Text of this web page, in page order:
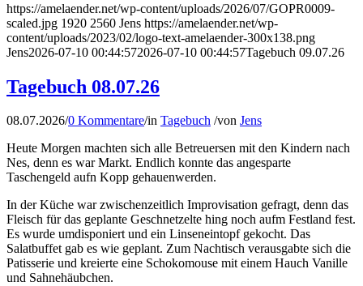
https://amelaender.net/wp-content/uploads/2026/07/GOPR0009-
scaled.jpg 1920 2560 Jens https://amelaender.net/wp-
content/uploads/2023/02/logo-text-amelaender-300x138.png
Jens2026-07-10 00:44:572026-07-10 00:44:57Tagebuch 09.07.26
Tagebuch 08.07.26
08.07.2026/0 Kommentare/in Tagebuch /von Jens
Heute Morgen machten sich alle Betreuersen mit den Kindern nach
Nes, denn es war Markt. Endlich konnte das angesparte
Taschengeld aufn Kopp gehauenwerden.
In der Küche war zwischenzeitlich Improvisation gefragt, denn das
Fleisch für das geplante Geschnetzelte hing noch aufm Festland fest.
Es wurde umdisponiert und ein Linseneintopf gekocht. Das
Salatbuffet gab es wie geplant. Zum Nachtisch verausgabte sich die
Patisserie und kreierte eine Schokomouse mit einem Hauch Vanille
und Sahnehäubchen.